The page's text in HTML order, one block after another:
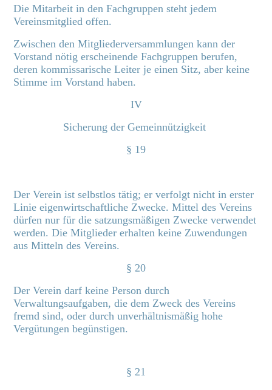
Die Mitarbeit in den Fachgruppen steht jedem
Vereinsmitglied offen.
Zwischen den Mitgliederversammlungen kann der
Vorstand nötig erscheinende Fachgruppen berufen,
deren kommissarische Leiter je einen Sitz, aber keine
Stimme im Vorstand haben.
IV
Sicherung der Gemeinnützigkeit
§ 19
Der Verein ist selbstlos tätig; er verfolgt nicht in erster
Linie eigenwirtschaftliche Zwecke. Mittel des Vereins
dürfen nur für die satzungsmäßigen Zwecke verwendet
werden. Die Mitglieder erhalten keine Zuwendungen
aus Mitteln des Vereins.
§ 20
Der Verein darf keine Person durch
Verwaltungsaufgaben, die dem Zweck des Vereins
fremd sind, oder durch unverhältnismäßig hohe
Vergütungen begünstigen.
§ 21